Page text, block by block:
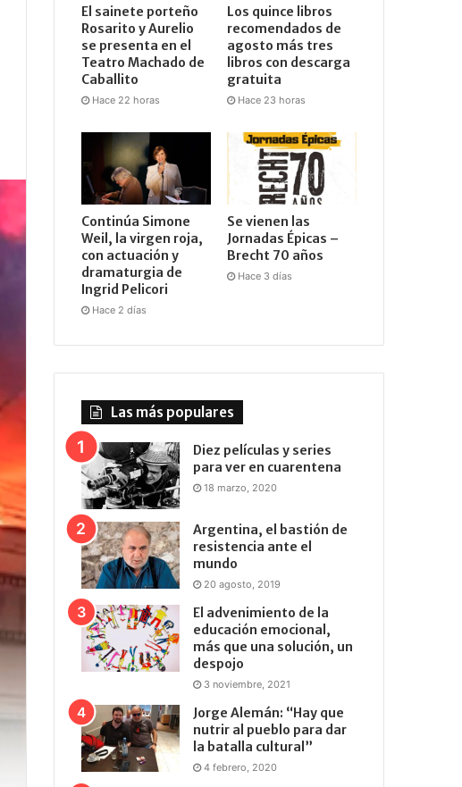
El sainete porteño
Rosarito y Aurelio
se presenta en el
Teatro Machado de
Caballito
Hace 22 horas
Los quince libros
recomendados de
agosto más tres
libros con descarga
gratuita
Hace 23 horas
Continúa Simone
Weil, la virgen roja,
con actuación y
dramaturgia de
Ingrid Pelicori
Hace 2 días
Se vienen las
Jornadas Épicas –
Brecht 70 años
Hace 3 días
Las más populares
Diez películas y series
para ver en cuarentena
18 marzo, 2020
Argentina, el bastión de
resistencia ante el
mundo
20 agosto, 2019
El advenimiento de la
educación emocional,
más que una solución, un
despojo
3 noviembre, 2021
Jorge Alemán: “Hay que
nutrir al pueblo para dar
la batalla cultural”
4 febrero, 2020